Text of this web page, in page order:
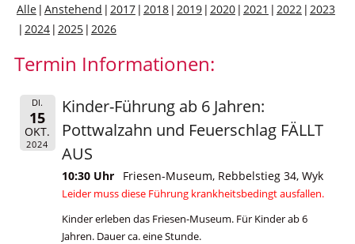
Alle Anstehend 2017 2018 2019 2020 2021 2022
2023
2024 2025 2026
Termin Informationen:
DI.
15
OKT.
2024
Kinder-Führung ab 6 Jahren:
Pottwalzahn und Feuerschlag FÄLLT
AUS
10:30 Uhr Friesen-Museum, Rebbelstieg 34, Wyk
Leider muss diese Führung krankheitsbedingt ausfallen.
Kinder erleben das Friesen-Museum. Für Kinder ab 6
Jahren. Dauer ca. eine Stunde.